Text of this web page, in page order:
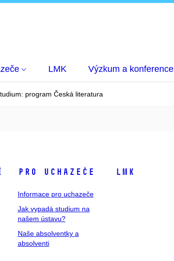
LMK Výzkum a konference
program Česká literatura
Pro uchazeče
Informace pro uchazeče
Jak vypadá studium na
našem ústavu?
Naše absolventky a
absolventi
LMK